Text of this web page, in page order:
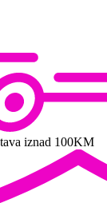
iznad 100KM